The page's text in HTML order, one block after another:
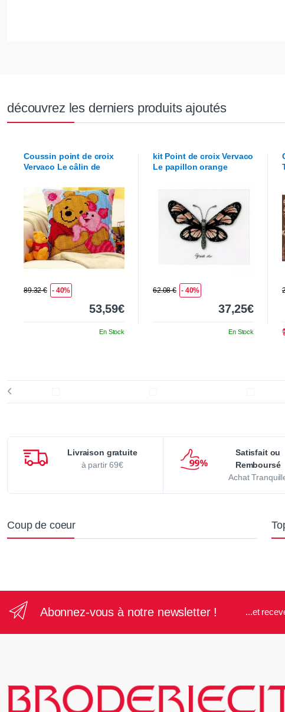
découvrez les derniers produits ajoutés
Coussin point de croix
Vervaco Le câlin de
89.32 € - 40%
53,59€
En Stock
kit Point de croixVervaco
Le papillon orange
62.08 € - 40%
37,25€
En Stock
Livraison gratuite
à partir 69€
Satisfait ou
Remboursé
Achat
Coup de coeur
Abonnez-vous à notre newsletter ! ...et